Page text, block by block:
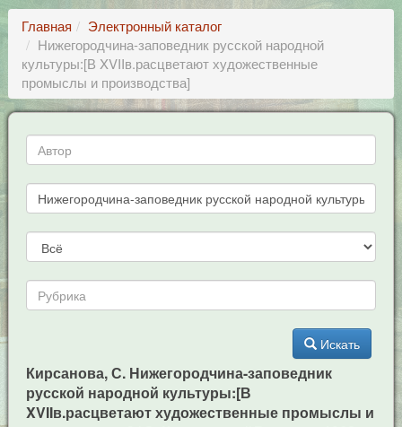
Главная
Электронный каталог
Нижегородчина-заповедник русской народной
культуры:[В XVIIв.расцветают художественные
промыслы и производства]
Искать
Кирсанова, С. Нижегородчина-заповедник
русской народной культуры:[В
XVIIв.расцветают художественные промыслы и